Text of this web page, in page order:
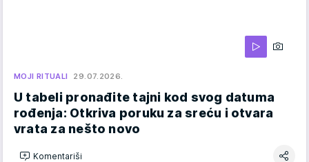
MOJI RITUALI 29.07.2026.
U tabeli pronađite tajni kod svog datuma
rođenja: Otkriva poruku za sreću i otvara
vrata za nešto novo
Komentariši